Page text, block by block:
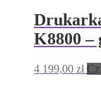
K8800 –
4 199,00 zł